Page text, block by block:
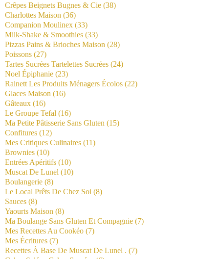
Crêpes Beignets Bugnes & Cie (38)
Charlottes Maison (36)
Companion Moulinex (33)
Milk-Shake & Smoothies (33)
Pizzas Pains & Brioches Maison (28)
Poissons (27)
Tartes Sucrées Tartelettes Sucrées (24)
Noel Épiphanie (23)
Rainett Les Produits Ménagers Écolos (22)
Glaces Maison (16)
Gâteaux (16)
Le Groupe Tefal (16)
Ma Petite Pâtisserie Sans Gluten (15)
Confitures (12)
Mes Critiques Culinaires (11)
Brownies (10)
Entrées Apéritifs (10)
Muscat De Lunel (10)
Boulangerie (8)
Le Local Prêts De Chez Soi (8)
Sauces (8)
Yaourts Maison (8)
Ma Boulange Sans Gluten Et Compagnie (7)
Mes Recettes Au Cookéo (7)
Mes Écritures (7)
Recettes À Base De Muscat De Lunel . (7)